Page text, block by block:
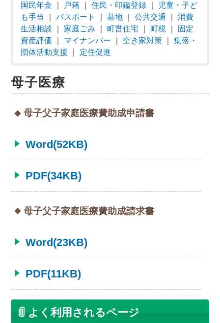
国民年金 戸籍 ｜住民・印鑑登録
児童・子ど
も手当
｜パスポート ｜墓地 ｜公共交通 ｜消費
生活相談 ｜家庭ごみ ｜町営住宅 ｜町税
固定
資産評価
マイナンバー 空き家対策 ｜集落・
団体活動支援
定住促進
母子医療
母子父子家庭医療費助成申請書
Word(52KB)
PDF(34KB)
母子父子家庭医療費助成請求書
Word(23KB)
PDF(11KB)
よく利用されるページ